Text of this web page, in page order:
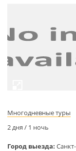
Многодневные туры
2 дня / 1 ночь
Город выезда: